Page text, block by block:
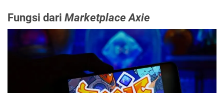
Fungsi dari Marketplace Axie